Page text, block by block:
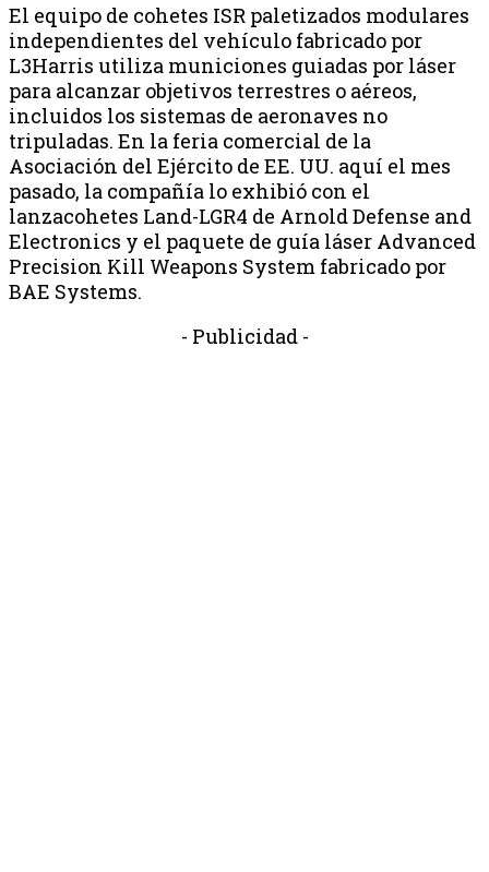
El equipo de cohetes ISR paletizados modulares
independientes del vehículo fabricado por
L3Harris utiliza municiones guiadas por láser
para alcanzar objetivos terrestres o aéreos,
incluidos los sistemas de aeronaves no
tripuladas. En la feria comercial de la
Asociación del Ejército de EE. UU. aquí el mes
pasado, la compañía lo exhibió con el
lanzacohetes Land-LGR4 de Arnold Defense and
Electronics y el paquete de guía láser Advanced
Precision Kill Weapons System fabricado por
BAE Systems.
- Publicidad -